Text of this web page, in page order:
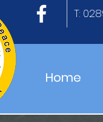
Home
T: